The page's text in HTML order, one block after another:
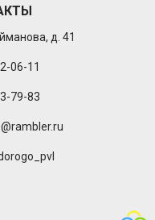
д. 41
06-11
79-83